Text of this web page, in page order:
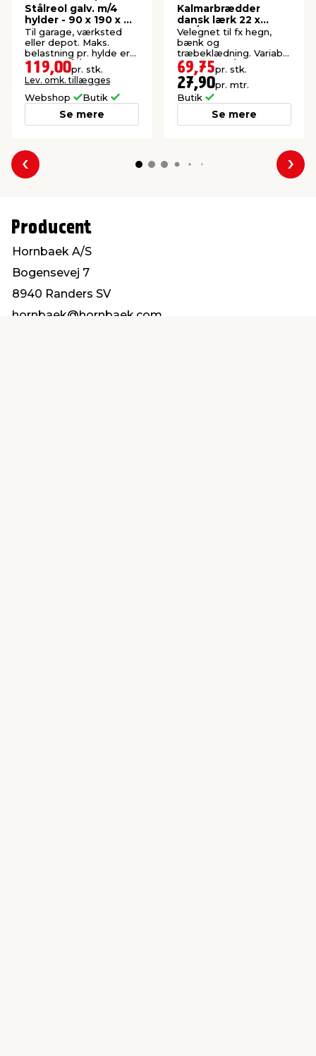
Stålreol galv. m/4
hylder - 90 x 190 x 40
cm
Til garage, værksted
eller depot. Maks.
belastning pr. hylde er
125 kg. Stål/MDF.
119,00pr. stk.
Lev. omk. tillægges
Webshop Butik
Se mere
Kalmarbrædder
dansk lærk 22 x
150/250 x 2500 mm
Velegnet til fx hegn,
bænk og
træbeklædning. Variabel
bredde: 150/250 mm.
69,75pr. stk.
27,90pr. mtr.
Butik
Se mere
Forrige
Producent
Hornbaek A/S
Bogensevej 7
8940 Randers SV
hornbaek@hornbaek.com